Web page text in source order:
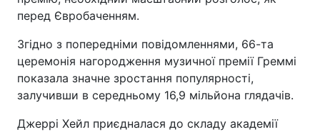
перед Євробаченням.
Згідно з попередніми повідомленнями, 66-та
церемонія нагородження музичної премії Греммі
показала значне зростання популярності,
залучивши в середньому 16,9 мільйона глядачів.
Джеррі Хейл приєдналася до складу академії